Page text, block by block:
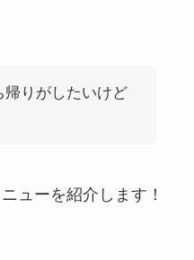
帰りがしたいけど
ューを紹介します！